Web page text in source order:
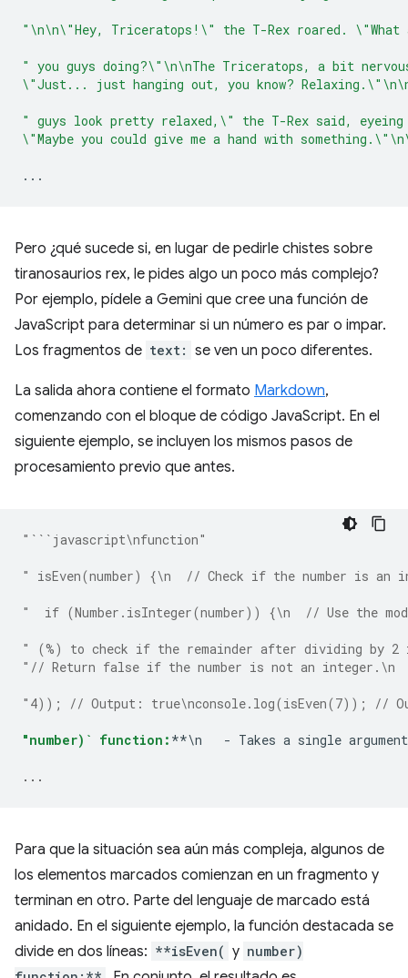
"\n\n\"Hey, Triceratops!\" the T-Rex roared. \"What
" you guys doing?\"\n\nThe Triceratops, a bit
\"Just... just hanging out, you know?
" guys look pretty relaxed,\" the T-Rex said,
\"Maybe you could give me a hand with
...
Pero ¿qué sucede si, en lugar de pedirle chistes sobre
tiranosaurios rex, le pides algo un poco más complejo?
Por ejemplo, pídele a Gemini que cree una función de
JavaScript para determinar si un número es par o impar.
Los fragmentos de text: se ven un poco diferentes.
La salida ahora contiene el formato Markdown,
comenzando con el bloque de código JavaScript. En el
siguiente ejemplo, se incluyen los mismos pasos de
procesamiento previo que antes.
"```javascript\nfunction"
" isEven(number) {\n  // Check if the number is an
"  if (Number.isInteger(number)) {\n  // Use the
" (%) to check if the remainder after dividing by
"// Return false if the number is not an integer.\n
"4)); // Output: true\nconsole.log(isEven(7)); //
"number)` function: **\n   - Takes a single
...
Para que la situación sea aún más compleja, algunos de
los elementos marcados comienzan en un fragmento y
terminan en otro. Parte del lenguaje de marcado está
anidado. En el siguiente ejemplo, la función destacada se
divide en dos líneas: **isEven( y number)